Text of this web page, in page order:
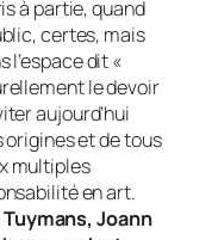
à partie, quand
certes, mais
l’espace dit «
le devoir
aujourd’hui
et de tous
multiples
en art.
Joann